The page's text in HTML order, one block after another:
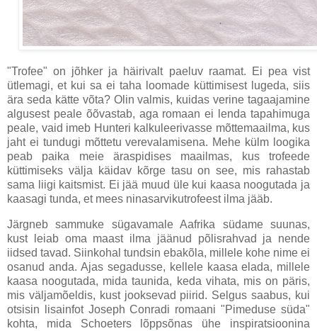
"Trofee" on jõhker ja häirivalt paeluv raamat. Ei pea vist
ütlemagi, et kui sa ei taha loomade küttimisest lugeda, siis
ära seda kätte võta? Olin valmis, kuidas verine tagaajamine
algusest peale õõvastab, aga romaan ei lenda tapahimuga
peale, vaid imeb Hunteri kalkuleerivasse mõttemaailma, kus
jaht ei tundugi mõttetu verevalamisena. Mehe külm loogika
peab paika meie äraspidises maailmas, kus trofeede
küttimiseks välja käidav kõrge tasu on see, mis rahastab
sama liigi kaitsmist. Ei jää muud üle kui kaasa noogutada ja
kaasagi tunda, et mees ninasarvikutrofeest ilma jääb.
Järgneb sammuke sügavamale Aafrika südame suunas,
kust leiab oma maast ilma jäänud põlisrahvad ja nende
iidsed tavad. Siinkohal tundsin ebakõla, millele kohe nime ei
osanud anda.Ajas segadusse, kellele kaasa elada, millele
kaasa noogutada, mida taunida, keda vihata, mis on päris,
mis väljamõeldis, kust jooksevad piirid. Selgus saabus, kui
otsisin lisainfot Joseph Conradi romaani "Pimeduse süda"
kohta, mida Schoeters lõppsõnas ühe inspiratsioonina